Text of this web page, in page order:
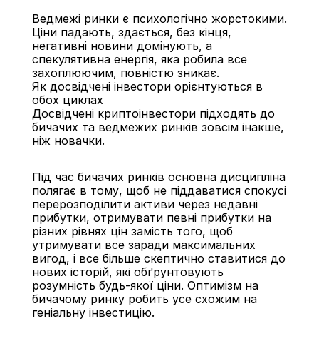
Ведмежі ринки є психологічно жорстокими.
Ціни падають, здається, без кінця,
негативні новини домінують, а
спекулятивна енергія, яка робила все
захоплюючим, повністю зникає.
Як досвідчені інвестори орієнтуються в
обох циклах
Досвідчені криптоінвестори підходять до
бичачих та ведмежих ринків зовсім інакше,
ніж новачки.
Під час бичачих ринків основна дисципліна
полягає в тому, щоб не піддаватися спокусі
перерозподілити активи через недавні
прибутки, отримувати певні прибутки на
різних рівнях цін замість того, щоб
утримувати все заради максимальних
вигод, і все більше скептично ставитися до
нових історій, які обґрунтовують
розумність будь-якої ціни. Оптимізм на
бичачому ринку робить усе схожим на
геніальну інвестицію.